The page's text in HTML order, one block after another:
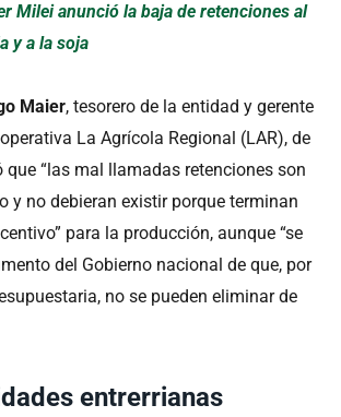
Milei anunció la baja de retenciones al
y a la soja
Maier, tesorero de la entidad y gerente
La Agrícola Regional (LAR), de
que “las mal llamadas retenciones son
y no debieran existir porque terminan
para la producción, aunque “se
del Gobierno nacional de que, por
no se pueden eliminar de
entrerrianas